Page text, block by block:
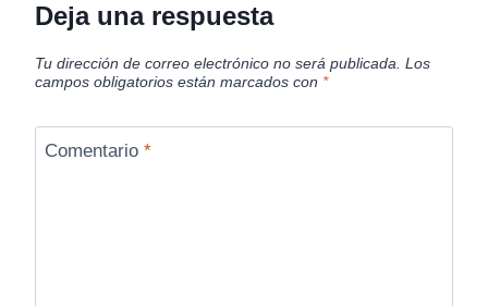
Deja una respuesta
Tu dirección de correo electrónico no será publicada. Los
campos obligatorios están marcados con *
Comentario *